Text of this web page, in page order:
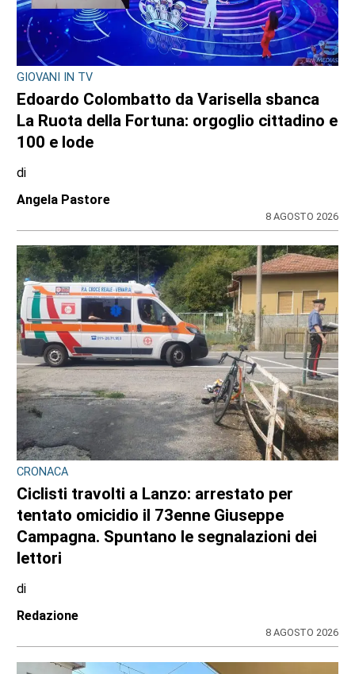
GIOVANI IN TV
Edoardo Colombatto da Varisella sbanca
La Ruota della Fortuna: orgoglio cittadino e
100 e lode
di
Angela Pastore
8 AGOSTO 2026
CRONACA
Ciclisti travolti a Lanzo: arrestato per
tentato omicidio il 73enne Giuseppe
Campagna. Spuntano le segnalazioni dei
lettori
di
Redazione
8 AGOSTO 2026